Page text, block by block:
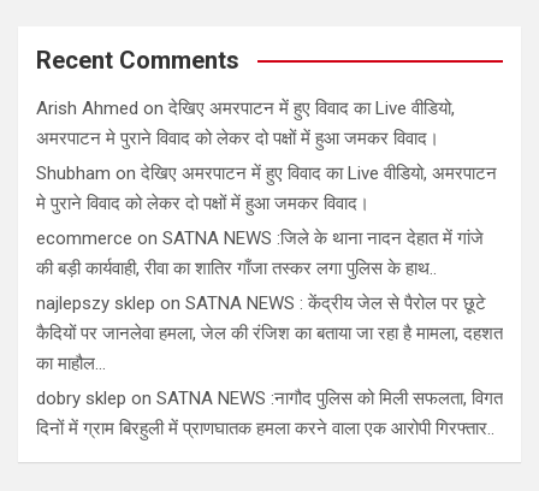
Recent Comments
Arish Ahmed onदेखिए अमरपाटन में हुए विवाद का Live वीडियो,
अमरपाटन मे पुराने विवाद को लेकर दो पक्षों में हुआ जमकर विवाद।
Shubham onदेखिए अमरपाटन में हुए विवाद का Live वीडियो, अमरपाटन
मे पुराने विवाद को लेकर दो पक्षों में हुआ जमकर विवाद।
ecommerce on SATNA NEWS :जिले के थाना नादन देहात में गांजे
की बड़ी कार्यवाही, रीवा का शातिर गाँजा तस्कर लगा पुलिस के हाथ..
najlepszy sklep on SATNA NEWS : केंद्रीय जेल से पैरोल पर छूटे
कैदियों पर जानलेवा हमला, जेल की रंजिश का बताया जा रहा है मामला, दहशत
का माहौल…
dobry sklep on SATNA NEWS :नागौद पुलिस को मिली सफलता, विगत
दिनों में ग्राम बिरहुली में प्राणघातक हमला करने वाला एक आरोपी गिरफ्तार..